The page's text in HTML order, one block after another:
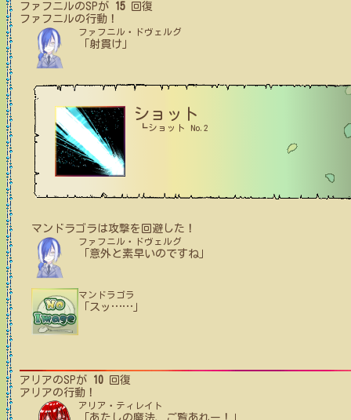
ファフニルのSPが 15 回復
ファフニルの行動！
ファフニル・ドヴェルグ
「射貫け」
ショット
┗ショット No.2
マンドラゴラは攻撃を回避した！
ファフニル・ドヴェルグ
「意外と素早いのですね」
マンドラゴラ
「スッ ……
アリアのSPが 10 回復
アリアの行動！
アリア・ティレイト
「あたしの魔法、ご覧あれー！」